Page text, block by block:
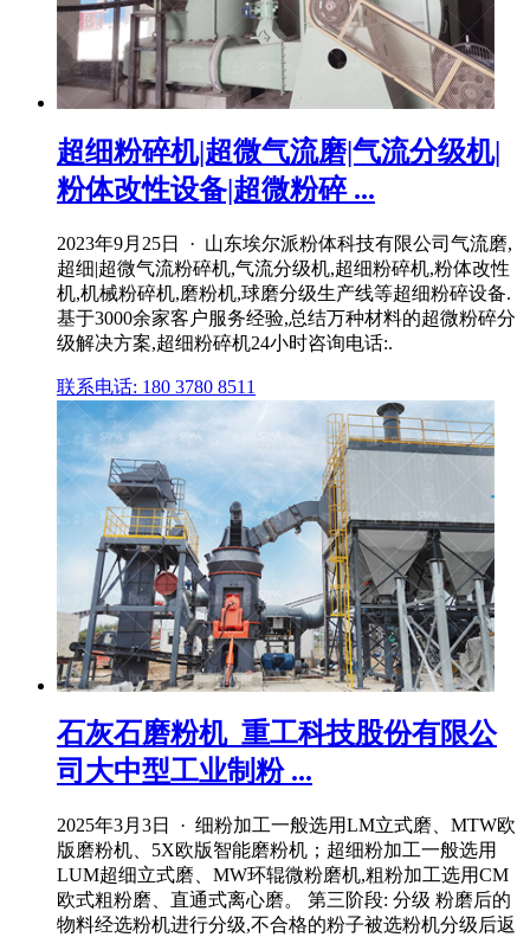
超细粉碎机|超微气流磨|气流分级机|
粉体改性设备|超微粉碎 ...
2023年9月25日 · 山东埃尔派粉体科技有限公司气流磨,
超细|超微气流粉碎机,气流分级机,超细粉碎机,粉体改性
机,机械粉碎机,磨粉机,球磨分级生产线等超细粉碎设备.
基于3000余家客户服务经验,总结万种材料的超微粉碎分
级解决方案,超细粉碎机24小时咨询电话:.
联系电话: 180 3780 8511
石灰石磨粉机_重工科技股份有限公
司大中型工业制粉 ...
2025年3月3日 · 细粉加工一般选用LM立式磨、MTW欧
版磨粉机、5X欧版智能磨粉机；超细粉加工一般选用
LUM超细立式磨、MW环辊微粉磨机,粗粉加工选用CM
欧式粗粉磨、直通式离心磨。 第三阶段: 分级 粉磨后的
物料经选粉机进行分级,不合格的粉子被选粉机分级后返